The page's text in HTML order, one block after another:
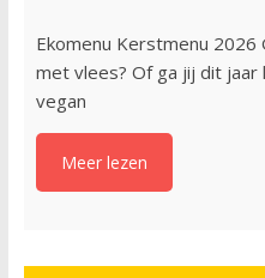
Ekomenu Kerstmenu
met vlees? Of ga jij dit
vegan
Meer lezen